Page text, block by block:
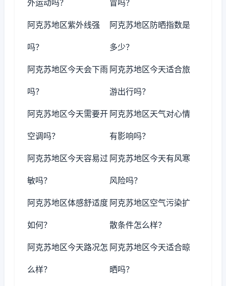
外运动吗？ 冒吗？
阿克苏地区紫外线强
吗？
阿克苏地区防晒指数是
多少？
阿克苏地区今天会下雨
吗？
阿克苏地区今天适合旅
游出行吗？
阿克苏地区今天需要开
空调吗？
阿克苏地区天气对心情
有影响吗？
阿克苏地区今天容易过
敏吗？
阿克苏地区今天有风寒
风险吗？
阿克苏地区体感舒适度
如何？
阿克苏地区空气污染扩
散条件怎么样？
阿克苏地区今天路况怎
么样？
阿克苏地区今天适合晾
晒吗？